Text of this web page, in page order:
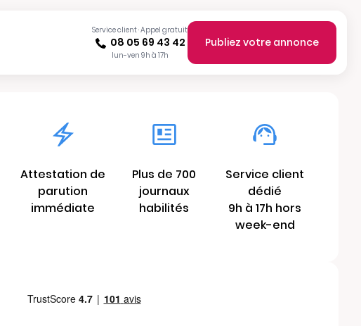
Service client · Appel gratuit
08 05 69 43 42
lun-ven 9h à 17h
Publiez votre annonce
Attestation de
parution
immédiate
Plus de 700
journaux
habilités
Service client
dédié
9h à 17h hors
week-end